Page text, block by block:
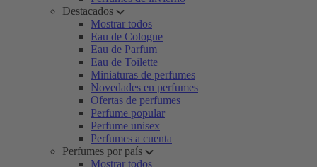
Destacados
Mostrar todos
Eau de Cologne
Eau de Parfum
Eau de Toilette
Miniaturas de perfumes
Novedades en perfumes
Ofertas de perfumes
Perfume popular
Perfume unisex
Perfumes a cuenta
Perfumes por país
Mostrar todos